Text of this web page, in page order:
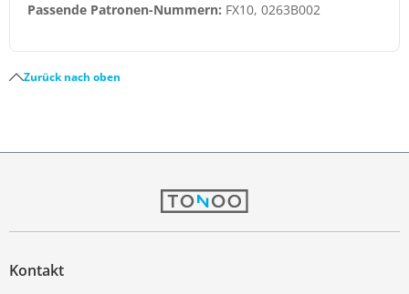
Passende Patronen-Nummern: FX10, 0263B002
Zurück nach oben
Kontakt